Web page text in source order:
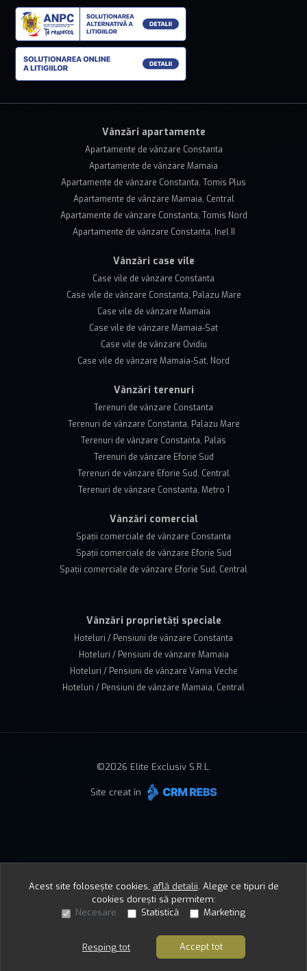
Sună acum Solicită vizionare
Vânzări apartamente
Apartamente de vânzare Constanta
Apartamente de vânzare Mamaia
Apartamente de vânzare Constanta, Tomis Plus
Apartamente de vânzare Mamaia, Central
Apartamente de vânzare Constanta, Tomis Nord
Apartamente de vânzare Constanta, Inel II
Vânzări case vile
Case vile de vânzare Constanta
Case vile de vânzare Constanta, Palazu Mare
Case vile de vânzare Mamaia
Case vile de vânzare Mamaia-Sat
Case vile de vânzare Ovidiu
Case vile de vânzare Mamaia-Sat, Nord
Vânzări terenuri
Terenuri de vânzare Constanta
Terenuri de vânzare Constanta, Palazu Mare
Terenuri de vânzare Constanta, Palas
Terenuri de vânzare Eforie Sud
Terenuri de vânzare Eforie Sud, Central
Terenuri de vânzare Constanta, Metro 1
Vânzări comercial
Spații comerciale de vânzare Constanta
Spații comerciale de vânzare Eforie Sud
Spații comerciale de vânzare Eforie Sud, Central
Vânzări proprietăți speciale
Hoteluri / Pensiuni de vânzare Constanta
Hoteluri / Pensiuni de vânzare Mamaia
Hoteluri / Pensiuni de vânzare Vama Veche
Hoteluri / Pensiuni de vânzare Mamaia, Central
©2026 Elite Exclusiv S.R.L.
Site creat în
Acest site folosește cookies, află detalii. Alege ce tipuri de
cookies dorești să permitem:
Necesare
Statistică Marketing
Resping tot Accept tot